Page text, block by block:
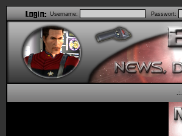
Username: Passwort:
.:.